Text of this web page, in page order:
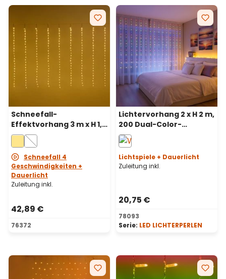
Schneefall-
Effektvorhang 3 m x H 1,2
m, 360 warmweiße LEDs,
transparentes Kabel
Schneefall 4
Geschwindigkeiten +
Dauerlicht
Zuleitung inkl.
42,89 €
76372
Lichtervorhang 2 x H 2 m,
200 Dual-Color-
Lichttropfen, LEDs in
Warmweiß und
Multicolor,
transparentes Kabel
Lichtspiele + Dauerlicht
Zuleitung inkl.
20,75 €
78093
Serie: LED LICHTERPERLEN